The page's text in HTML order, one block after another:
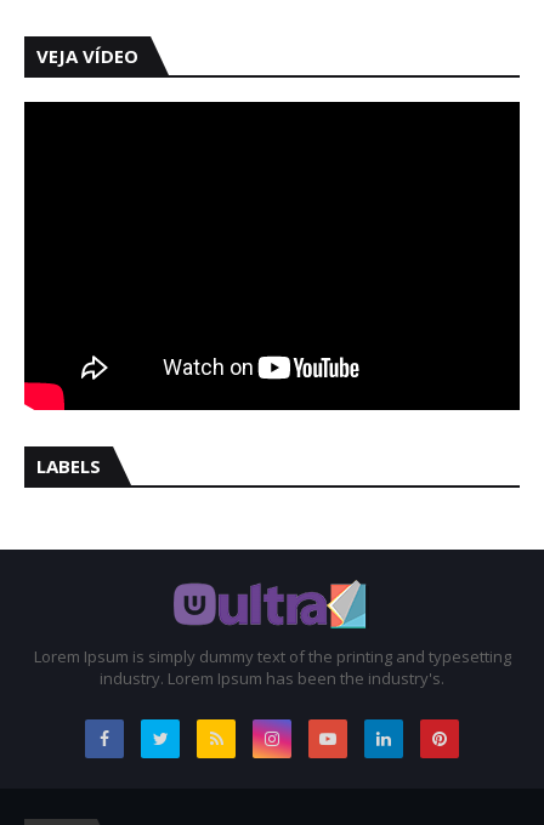
VEJA VÍDEO
LABELS
Lorem Ipsum is simply dummy text of the printing and typesetting
industry. Lorem Ipsum has been the industry's.